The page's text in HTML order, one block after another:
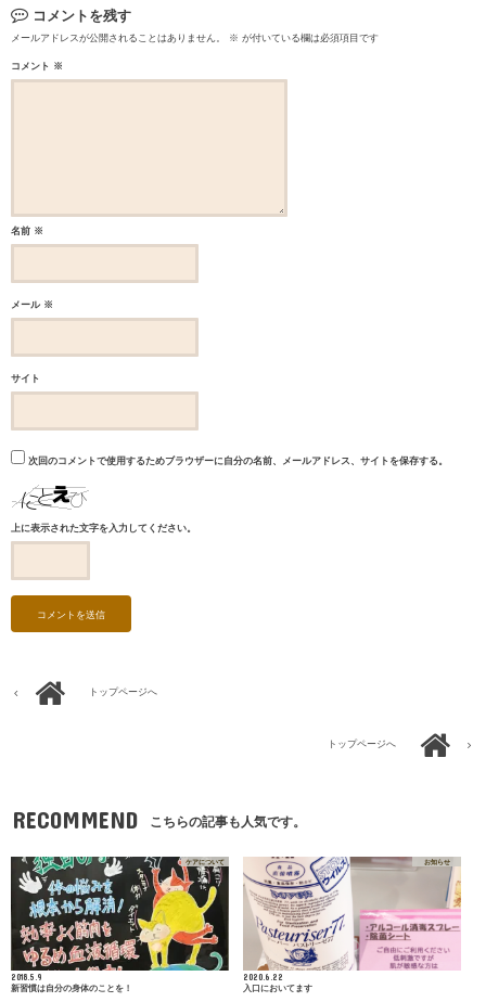
コメントを残す
メールアドレスが公開されることはありません。 ※ が付いている欄は必須項目です
コメント ※
名前 ※
メール ※
サイト
次回のコメントで使用するためブラウザーに自分の名前、メールアドレス、サイトを保存する。
上に表示された文字を入力してください。
トップページへ
トップページへ
RECOMMEND こちらの記事も人気です。
ケアについて
2018.5.9
新習慣は自分の身体のことを！
お知らせ
2020.6.22
入口においてます